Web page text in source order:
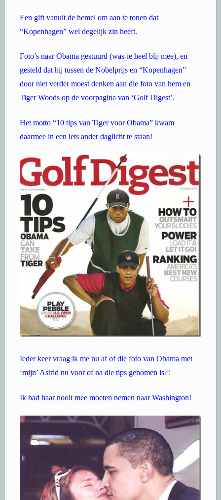
Een gift vanuit de hemel om aan te tonen dat
“Kopenhagen” wel degelijk zin heeft.
Foto’s naar Obama gestuurd (was-ie heel blij mee), en
gesteld dat hij tussen de Nobelprijs en “Kopenhagen”
door niet verder moest denken aan die foto van hem en
Tiger Woods op de voorpagina van ‘Golf Digest’.
Het motto “10 tips van Tiger voor Obama” kwam
daarmee in een iets ander daglicht te staan!
Ieder keer vraag ik me nu af of die foto van Obama met
‘mijn’ Astrid nu voor of na die tips genomen is?!
Ik had haar nooit mee moeten nemen naar Washington!